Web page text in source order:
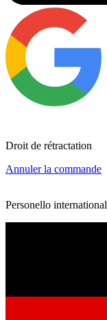
Droit de rétractation
Annuler la commande
Personello international